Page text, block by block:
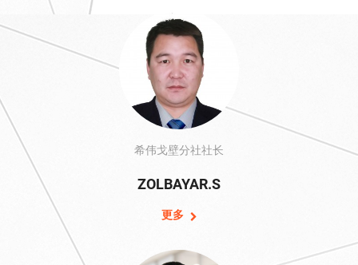
希伟戈壁分社社长
ZOLBAYAR.S
更多